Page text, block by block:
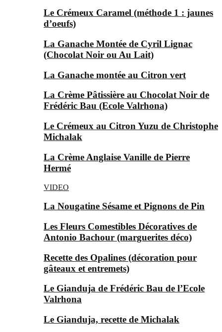
Le Crémeux Caramel (méthode 1 : jaunes
d’oeufs)
La Ganache Montée de Cyril Lignac
(Chocolat Noir ou Au Lait)
La Ganache montée au Citron vert
La Crème Pâtissière au Chocolat Noir de
Frédéric Bau (Ecole Valrhona)
Le Crémeux au Citron Yuzu de Christophe
Michalak
La Crème Anglaise Vanille de Pierre
Hermé
VIDEO
La Nougatine Sésame et Pignons de Pin
Les Fleurs Comestibles Décoratives de
Antonio Bachour (marguerites déco)
Recette des Opalines (décoration pour
gâteaux et entremets)
Le Gianduja de Frédéric Bau de l’Ecole
Valrhona
Le Gianduja, recette de Michalak